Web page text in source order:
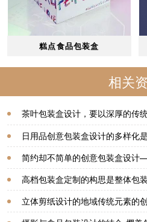
糕点食品包装盒
相关
茶叶包装盒设计，要以深厚的传
美包装
日用品创意包装盒设计的多样化
包装
简约却不简单的创意包装盒设计
高档包装盒​定制的构思是整体包
樱美包装
立体剪纸设计的地域传统元素的